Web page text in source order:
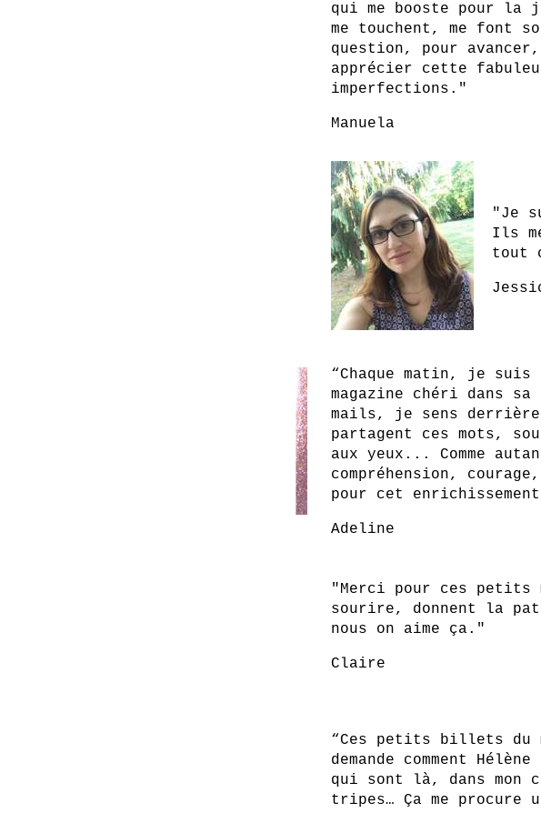
qui me booste pour la
me touchent, me font
question, pour
apprécier cette
imperfections."
Manuela
"Je
Ils
tout
“Chaque matin, je suis
magazine chéri dans
mails, je sens
partagent ces mots,
aux yeux... Comme
compréhension,
pour cet
Adeline
"Merci pour ces
sourire, donnent la
nous on aime ça."
Claire
“Ces petits billets du
demande comment
qui sont là, dans mon
tripes… Ça me procure